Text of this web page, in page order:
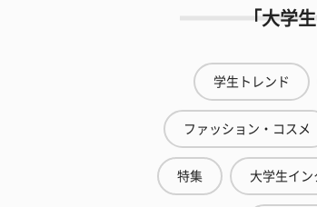
「大学
学生トレンド
ファッション・コスメ
特集 大学生イン